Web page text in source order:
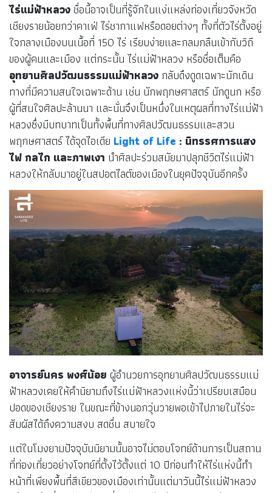
ไร่แม่ฟ้าหลวงชื่อนี้อาจเป็นที่รู้จักในแง่แหล่งท่องเที่ยวจังหวัด
เชียงรายน้อยกว่าคาเฟ่ ไร่ชากาแฟหรือดอยต่างๆ ทั้งที่ตัวไร่ตั้งอยู่
ใจกลางเมืองบนเนื้อที่ 150 ไร่ เรียบง่ายและกลมกลืนเข้ากับวิถี
ของผู้คนและเมือง แต่กระนั้น ไร่แม่ฟ้าหลวง หรือชื่อเต็มคือ
อุทยานศิลปวัฒนธรรมแม่ฟ้าหลวง กลับดึงดูดเฉพาะนักเดิน
ทางที่มีความสนใจเฉพาะด้าน เช่น นักพฤกษศาสตร์ นักดูนก หรือ
ผู้ที่สนใจศิลปะล้านนา และนั่นจึงเป็นหนึ่งในเหตุผลที่ทางไร่แม่ฟ้า
หลวงซึ่งมีบทบาทเป็นทั้งพื้นที่ทางศิลปวัฒนธรรมและสวน
พฤกษศาสตร์ ได้จุดไอเดีย Light of Life : นิทรรศการแสง
ไฟ กลไก และภาพเงา นำศิลปะร่วมสมัยมาปลุกชีวิตไร่แม่ฟ้า
หลวงให้กลับมาอยู่ในสปอตไลต์ของเมืองในยุคปัจจุบันอีกครั้ง
อาจารย์นคร พงศ์น้อย ผู้อำนวยการอุทยานศิลปวัฒนธรรมแม่
ฟ้าหลวงเคยให้คำนิยามถึงไร่แม่ฟ้าหลวงแห่งนี้ว่าเปรียบเสมือน
ปอดของเชียงราย ในขณะที่ข้างนอกวุ่นวายพอเข้าไปภายในไร่จะ
สัมผัสได้ถึงความสงบ สดชื่น สบายใจ
แต่ในโมงยามปัจจุบันนิยามนั้นอาจไม่ตอบโจทย์ด้านการเป็นสถาน
ที่ท่องเที่ยวอย่างโจทย์ที่ตั้งไว้ตั้งแต่ 10 ปีก่อนทำให้ไร่แห่งนี้ทำ
หน้าที่เพียงพื้นที่สีเขียวของเมืองเท่านั้นแต่มาวันนี้ไร่แม่ฟ้าหลวง